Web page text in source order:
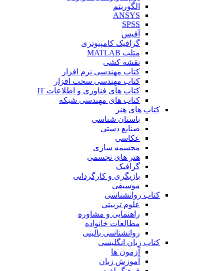
الگوریتم
ANSYS
SPSS
آفیس
گرافیک کامپیوتری
متلب MATLAB
نقشه کشی
کتاب مهندسی نرم افزار
کتاب مهندسی سخت افزار
کتاب های فناوری و اطلاعات IT
کتاب های مهندسی شبکه
کتاب های هنر
باستان شناسی
صنایع دستی
عکاسی
مجسمه سازی
هنر های تجسمی
گرافیک
بازیگری و کارگردانی
موسیقی
کتاب روانشناسی
علوم تربیتی
راهنمایی و مشاوره
مطالعات خانواده
روانشناسی بالینی
کتاب زبان انگلیسی
آزمون ها
آموزش زبان